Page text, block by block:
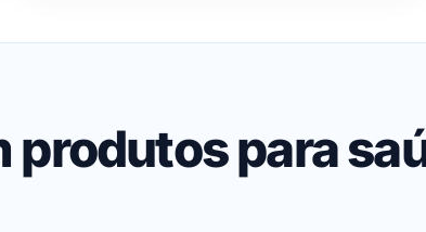
produtos para